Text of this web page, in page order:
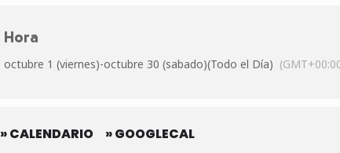
Hora
octubre 1 (viernes)-octubre 30 (sabado)(Todo el Día)
» CALENDARIO » GOOGLECAL